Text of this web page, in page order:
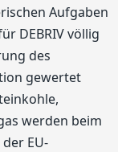
Aufgaben
DEBRIV völlig
des
gewertet
werden beim
EU-